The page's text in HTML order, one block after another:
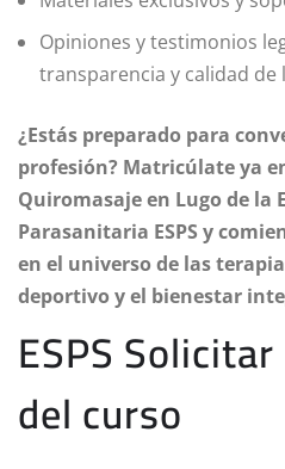
Opiniones y testimonios
transparencia y calidad de
¿Estás preparado para
profesión? Matricúlate ya
Quiromasaje en Lugo de la
Parasanitaria ESPS y
en el universo de las
deportivo y el bienestar
ESPS
del curso